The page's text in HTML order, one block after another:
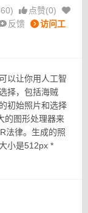
点赞(0)
反馈
访问工
以让你用人工智
择，包括海贼
初始照片和选择
的图形处理器来
法律。生成的照
小是512px *